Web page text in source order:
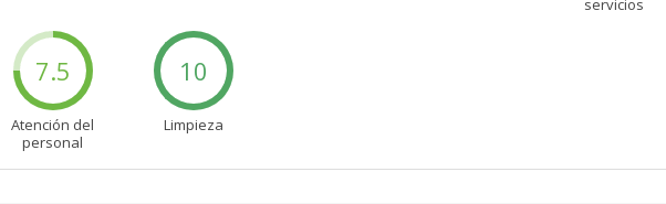
servicios
7.5
Atención del
personal
10
Limpieza